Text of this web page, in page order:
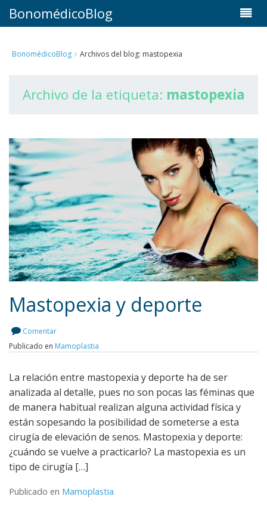
BonomédicoBlog
BonomédicoBlog Archivos del blog: mastopexia
Archivo de la etiqueta: mastopexia
Leer más
Mastopexia y deporte
Comentar
Publicado en Mamoplastia
La relación entre mastopexia y deporte ha de ser
analizada al detalle, pues no son pocas las féminas que
de manera habitual realizan alguna actividad física y
están sopesando la posibilidad de someterse a esta
cirugía de elevación de senos. Mastopexia y deporte:
¿cuándo se vuelve a practicarlo? La mastopexia es un
tipo de cirugía […]
Publicado en Mamoplastia